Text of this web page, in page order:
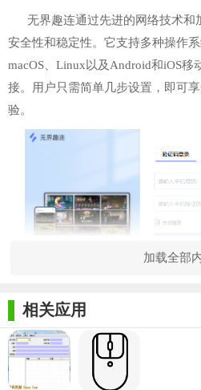
无界趣连通过先进的网络技术和
安全性和稳定性。它支持多种操作系
macOS、Linux以及Android和iOS
接。用户只需简单几步设置，即可
验。
【无界趣连技巧】
1. 一键连接：利用无界趣连的“
加载全部
相关应用